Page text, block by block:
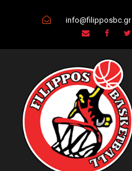
info@filipposbc.gr